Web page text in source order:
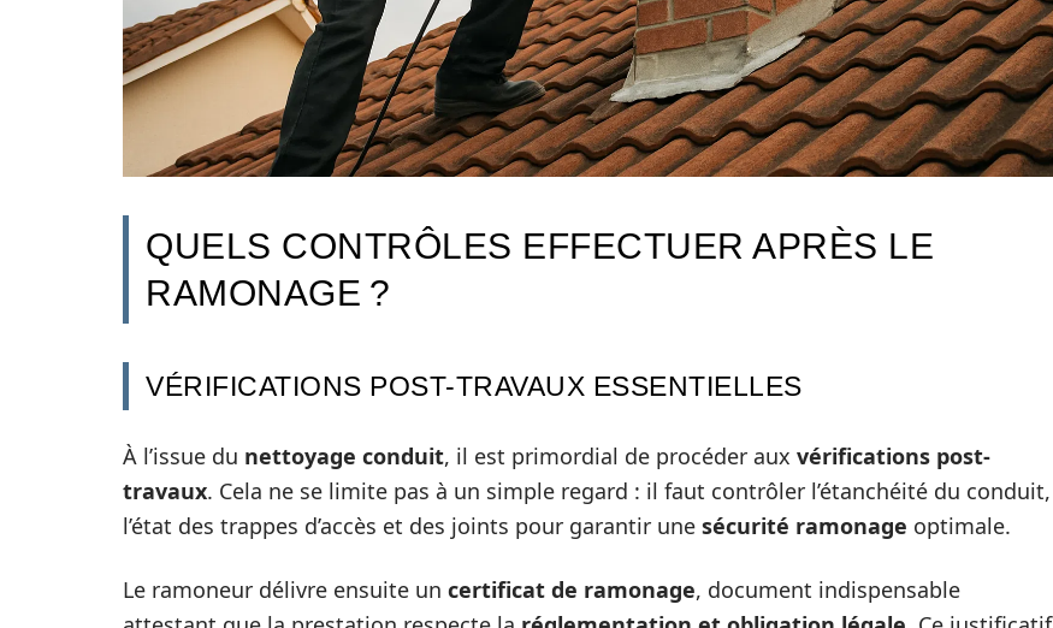
QUELS CONTRÔLES EFFECTUER APRÈS LE
RAMONAGE ?
VÉRIFICATIONS POST-TRAVAUX ESSENTIELLES
À l’issue du nettoyage conduit, il est primordial de procéder aux vérifications post-
travaux. Cela ne se limite pas à un simple regard : il faut contrôler l’étanchéité du conduit,
l’état des trappes d’accès et des joints pour garantir une sécurité ramonage optimale.
Le ramoneur délivre ensuite un certificat de ramonage, document indispensable